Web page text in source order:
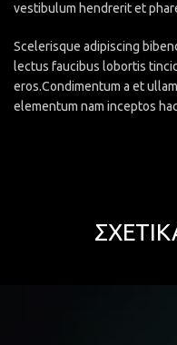
vestibulum hendrerit et
Scelerisque adipiscing
lectus faucibus lobortis
eros.Condimentum a et
elementum nam inceptos